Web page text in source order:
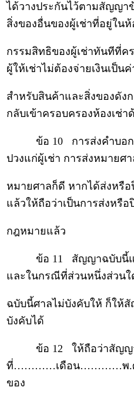
ได้วางประกันไว้ตามสัญญา
สิ่งของอื่นของผู้เช่าที่อยู่ในห้
กรรมสิทธิของผู้เช่าทันทีที่ค
ผู้ให้เช่าไม่ต้องจ่ายเงินเป็น
สำหรับสินค้าและสิ่งของดัง
กลับเข้าครอบครองห้องเช่า
ข้อ 10 การส่งคำบอกก
ปวงแก่ผู้เช่า การส่งหมายศ
หมายศาลก็ดี หากได้ส่งหรื
แล้วให้ถือว่าเป็นการส่งหรื
กฎหมายแล้ว
ข้อ 11 สัญญาฉบับนี้แต่
และในกรณีที่ส่วนหนึ่งส่วน
ฉบับนี้ศาลไม่บังคับให้ ก็ให้
บังคับได้
ข้อ 12 ให้ถือว่าสัญญาจ้
ที่…………เดือน…………พ.
ของ